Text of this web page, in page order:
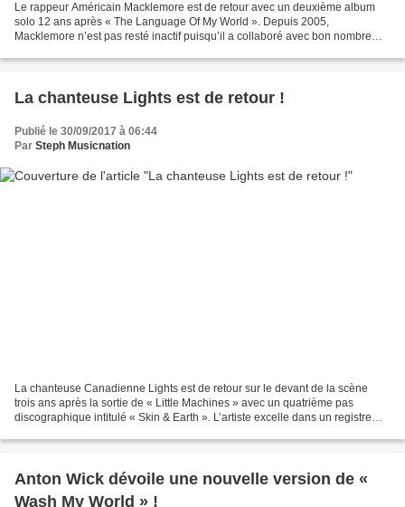
Le rappeur Américain Macklemore est de retour avec un deuxième album
solo 12 ans après « The Language Of My World ». Depuis 2005,
Macklemore n’est pas resté inactif puisqu’il a collaboré avec bon nombre
La chanteuse Lights est de retour !
Publié le 30/09/2017 à 06:44
Par Steph Musicnation
La chanteuse Canadienne Lights est de retour sur le devant de la scène
trois ans après la sortie de « Little Machines » avec un quatrième pas
discographique intitulé « Skin & Earth ». L’artiste excelle dans un registre
Anton Wick dévoile une nouvelle version de «
Wash My World » !